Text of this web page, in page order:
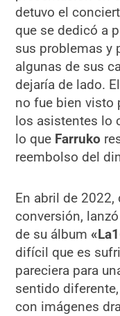
detuvo el
que se dedicó a
sus problemas y
algunas de sus
dejaría de lado.
no fue bien visto
los asistentes lo
lo que Farruko
reembolso del
En abril de 2022,
conversión,
de su álbum
difícil que es
pareciera para
sentido
con imágenes